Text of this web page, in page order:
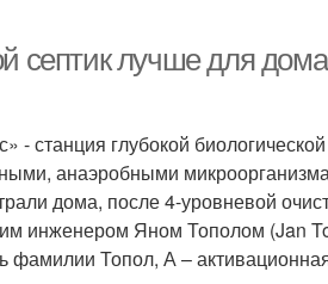
септик лучше для
- станция глубокой
анаэробными
дома, после 4-уровневой
инженером Яном Тополом (Jan
фамилии Топол, А –